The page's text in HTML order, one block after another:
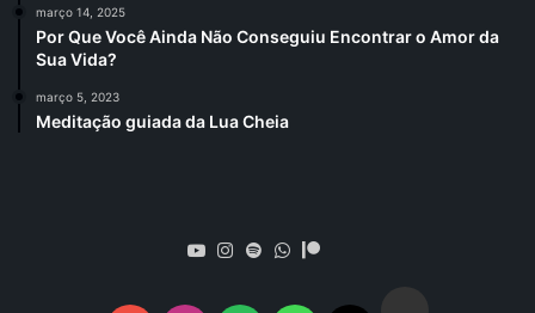
março 14, 2025
Por Que Você Ainda Não Conseguiu Encontrar o Amor da
Sua Vida?
março 5, 2023
Meditação guiada da Lua Cheia
YouTube
Instagram
SpotifyWhatsApp